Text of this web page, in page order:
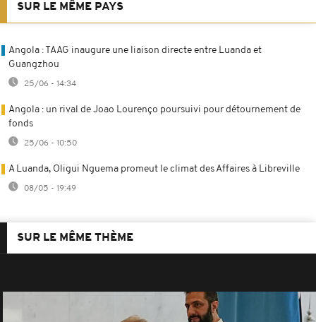
SUR LE MÊME PAYS
Angola : TAAG inaugure une liaison directe entre Luanda et
Guangzhou
25/06 - 14:34
Angola : un rival de Joao Lourenço poursuivi pour détournement de
fonds
25/06 - 10:50
A Luanda, Oligui Nguema promeut le climat des Affaires à Libreville
08/05 - 19:49
SUR LE MÊME THÈME